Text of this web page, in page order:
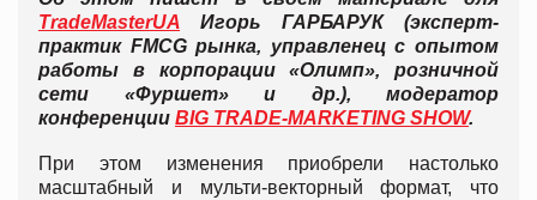
TradeMasterUA
Игорь ГАРБАРУК
(эксперт-
практик FMCG рынка, управленец с опытом
работы в корпорации «Олимп», розничной
сети «Фуршет» и др.), модератор
конференции BIG TRADE-MARKETING SHOW.
При этом изменения приобрели настолько
масштабный и мульти-векторный формат, что